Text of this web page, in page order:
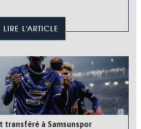
LIRE L'ARTICLE
transféré à Samsunspor